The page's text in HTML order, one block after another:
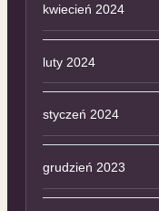
kwiecień 2024
luty 2024
styczeń 2024
grudzień 2023